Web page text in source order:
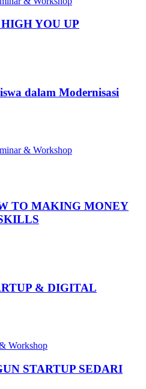
YOU UP
dalam Modernisasi
& Workshop
TO MAKING MONEY
& DIGITAL
Workshop
STARTUP SEDARI